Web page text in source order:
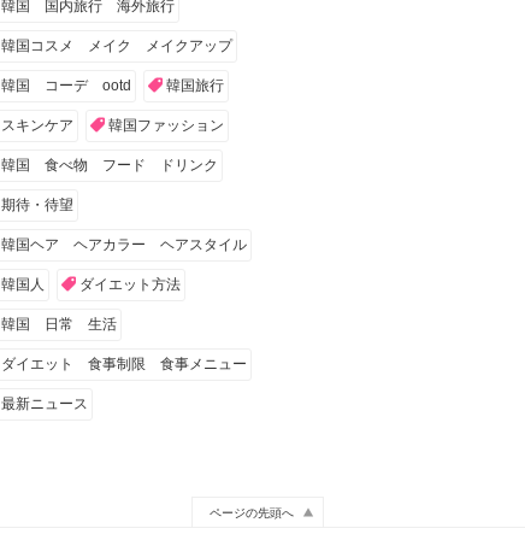
韓国 国内旅行 海外旅行
韓国コスメ メイク メイクアップ
韓国 コーデ ootd 韓国旅行
スキンケア 韓国ファッション
韓国 食べ物 フード ドリンク
期待・待望
韓国ヘア ヘアカラー ヘアスタイル
韓国人 ダイエット方法
韓国 日常 生活
ダイエット 食事制限 食事メニュー
最新ニュース
ページの先頭へ